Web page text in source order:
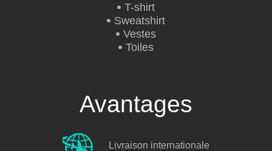
T-shirt
Sweatshirt
Vestes
Toiles
Avantages
Livraison internationale